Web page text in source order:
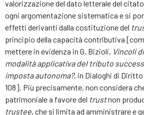
valorizzazione del dato letterale del
ogni argomentazione sistematica e si
effetti derivanti dalla costituzione del
principio della capacità contributiva
mettere in evidenza in G. Bizioli, Vincoli
modalità applicativa del tributo
imposta autonoma?, in Dialoghi di Diritto
108]. Più precisamente, non considera
patrimoniale a favore del trustnon
trustee, che si limita ad amministrare e